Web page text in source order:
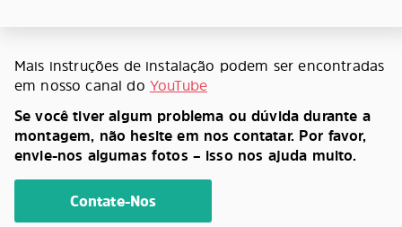
Mais instruções de instalação podem ser encontradas
em nosso canal do YouTube
Se você tiver algum problema ou dúvida durante a
montagem, não hesite em nos contatar. Por favor,
envie-nos algumas fotos – isso nos ajuda muito.
Contate-Nos